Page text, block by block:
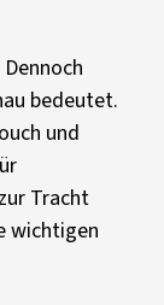
bedeutet.
und
Tracht
wichtigen